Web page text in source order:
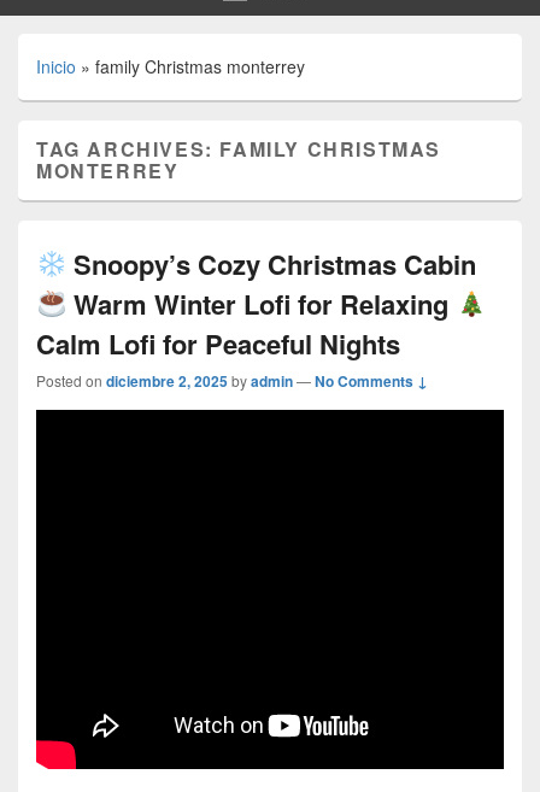
Inicio » family Christmas monterrey
TAG ARCHIVES: FAMILY CHRISTMAS
MONTERREY
Snoopy’s Cozy Christmas Cabin
Warm Winter Lofi for Relaxing
Calm Lofi for Peaceful Nights
Posted on diciembre 2, 2025byadmin—No Comments ↓